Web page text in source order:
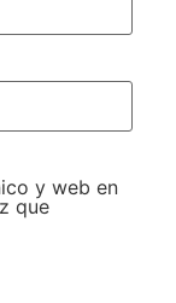
y web en
que